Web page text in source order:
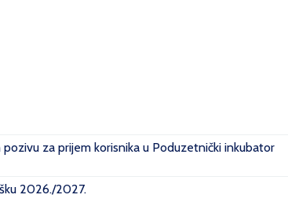
za prijem korisnika u Poduzetnički inkubator
2026./2027.